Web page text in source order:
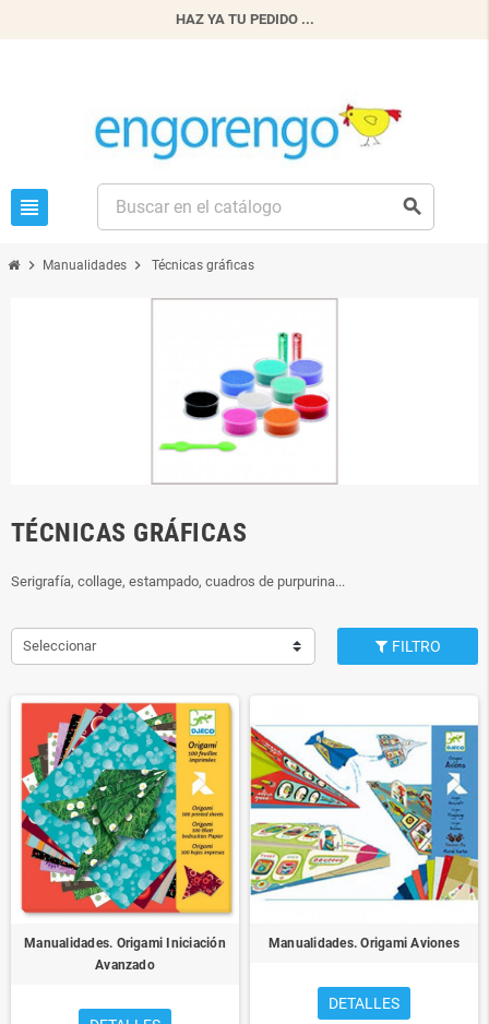
HAZ YA TU PEDIDO ...
view_headline search
chevron_right Manualidades chevron_right Técnicas gráficas
TÉCNICAS GRÁFICAS
Serigrafía, collage, estampado, cuadros de purpurina...
Seleccionar FILTRO
Manualidades. Origami Iniciación
Avanzado
Manualidades. Origami Aviones
DETALLES